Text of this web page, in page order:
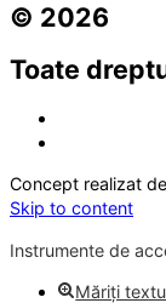
© 2026
Toate
Concept realizat de
Skip to content
Instrumente de
Măriți